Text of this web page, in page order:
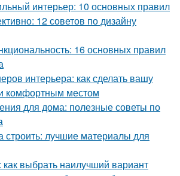
интерьер: 10 основных правил
12 советов по дизайну
16 основных правил
интерьера: как сделать вашу
комфортным местом
для дома: полезные советы по
строить: лучшие материалы для
выбрать наилучший вариант